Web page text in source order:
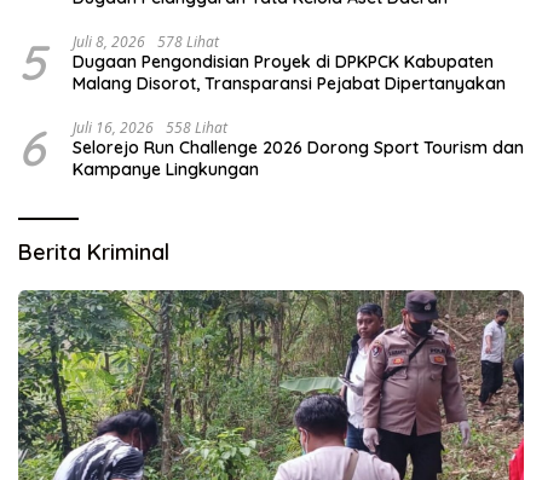
5 Juli 8, 2026 578 Lihat
Dugaan Pengondisian Proyek di DPKPCK Kabupaten
Malang Disorot, Transparansi Pejabat Dipertanyakan
6 Juli 16, 2026 558 Lihat
Selorejo Run Challenge 2026 Dorong Sport Tourism dan
Kampanye Lingkungan
Berita Kriminal